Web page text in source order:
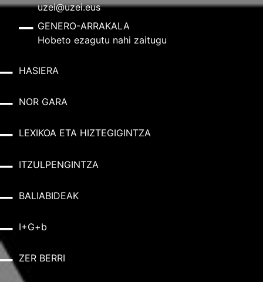
uzei@uzei.eus
GENERO-ARRAKALA
Hobeto ezagutu nahi zaitugu
HASIERA
NOR GARA
LEXIKOA ETA HIZTEGIGINTZA
ITZULPENGINTZA
BALIABIDEAK
I+G+b
ZER BERRI